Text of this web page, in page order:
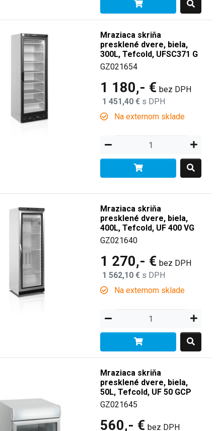
Mraziaca skriňa
presklené dvere, biela,
300L, Tefcold, UFSC371 G
GZ021654
1 180,- € bez DPH
1 451,40 € s DPH
Na externom sklade
Mraziaca skriňa
presklené dvere, biela,
400L, Tefcold, UF 400 VG
GZ021640
1 270,- € bez DPH
1 562,10 € s DPH
Na externom sklade
Mraziaca skriňa
presklené dvere, biela,
50L, Tefcold, UF 50 GCP
GZ021645
560,- € bez DPH